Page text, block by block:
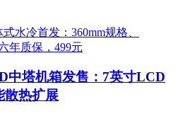
中塔机箱发售：7英寸LCD
散热扩展